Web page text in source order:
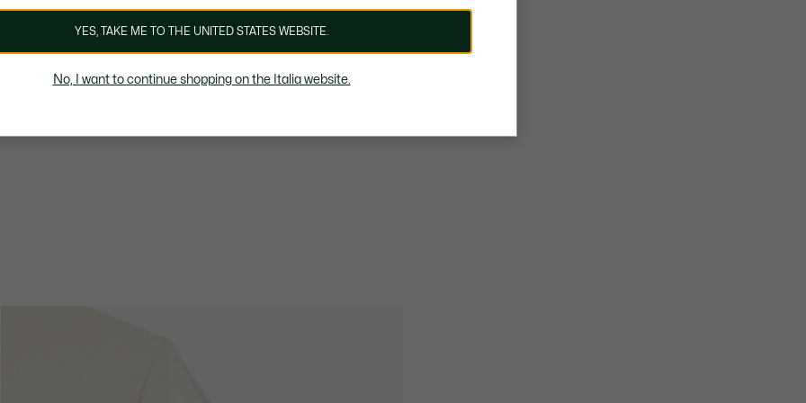
YES, TAKE ME TO THE UNITED STATES WEBSITE.
No, I want to continue shopping on the Italia website.